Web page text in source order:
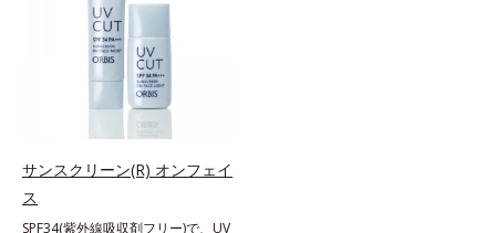
アイテムは本来多くのオイルが必要
ですが、オルビス ミスターは少な
いオイル(*1)でも多くのUVカット成
分を抱え込む技術を採用しました。
さらに皮脂吸着パウダー(*2)も配
合。ベタつきにくいみずみずしい使
用感で、塗ることでスキンケア後の
男性の悩み、シミ(*3)とテカリ(*4)
サンスクリーン(R) オンフェイ
ス
SPF34(紫外線吸収剤フリー)で、UV